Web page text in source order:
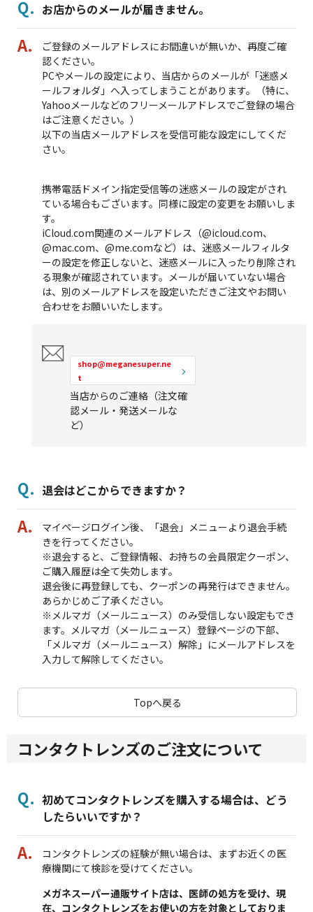
お店からのメールが届きません。
ご登録のメールアドレスにお間違いが無いか、再度ご確
認ください。
PCやメールの設定により、当店からのメールが「迷惑メ
ールフォルダ」へ入ってしまうことがあります。（特に、
Yahooメールなどのフリーメールアドレスでご登録の場合
はご注意ください。）
以下の当店メールアドレスを受信可能な設定にしてくだ
さい。
携帯電話ドメイン指定受信等の迷惑メールの設定がされ
ている場合もございます。同様に設定の変更をお願いしま
す。
iCloud.com関連のメールアドレス（@icloud.com、
@mac.com、@me.comなど）は、迷惑メールフィルタ
ーの設定を修正しないと、迷惑メールに入ったり削除され
る現象が確認されています。メールが届いていない場合
は、別のメールアドレスを設定いただきご注文やお問い
合わせをお願いいたします。
shop@meganesuper.ne
t
当店からのご連絡（注文確
認メール・発送メールな
ど）
退会はどこからできますか？
マイページログイン後、「退会」メニューより退会手続
きを行ってください。
※退会すると、ご登録情報、お持ちの会員限定クーポン、
ご購入履歴は全て失効します。
退会後に再登録しても、クーポンの再発行はできません。
あらかじめご了承ください。
※メルマガ（メールニュース）のみ受信しない設定もでき
ます。メルマガ（メールニュース）登録ページの下部、
「メルマガ（メールニュース）解除」にメールアドレスを
入力して解除してください。
Topへ戻る
コンタクトレンズのご注文について
初めてコンタクトレンズを購入する場合は、どう
したらいいですか？
コンタクトレンズの経験が無い場合は、まずお近くの医
療機関にて検診を受けてください。
メガネスーパー通販サイト店は、医師の処方を受け、現
在、コンタクトレンズをお使いの方を対象としておりま